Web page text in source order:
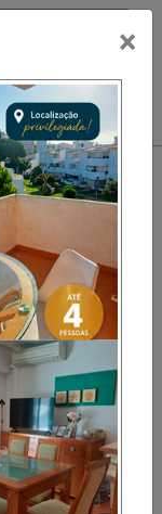
×
Sessão